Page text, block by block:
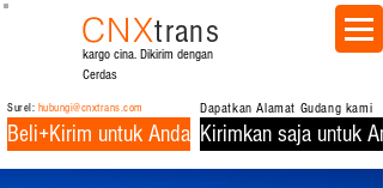
CNXtrans
kargo cina. Dikirim dengan
Cerdas
Surel: hubungi@cnxtrans.com
Beli+Kirim untuk Anda
Dapatkan Alamat Gudang kami
Kirimkan saja untuk